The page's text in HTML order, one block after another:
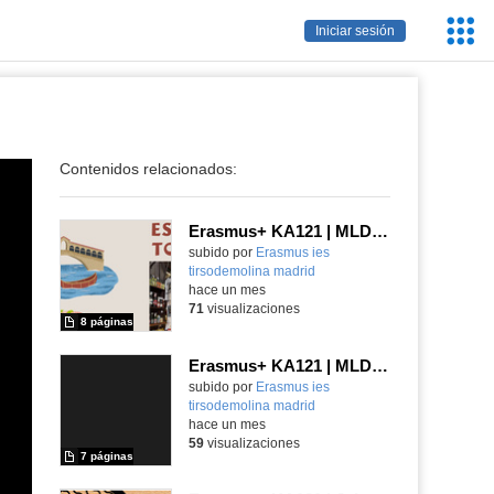
Iniciar sesión
Contenidos relacionados:
Erasmus+ KA121 | MLD | Presentación 1 | Verona 2025
Contenido educativo.
subido por Erasmus ies
tirsodemolina madrid
8 páginas
hace un mes
71 visualizaciones
Erasmus+ KA121 | MLD | Student Presentation 1 | Rome 2025
Contenido educativo.
subido por Erasmus ies
tirsodemolina madrid
7 páginas
hace un mes
59visualizaciones